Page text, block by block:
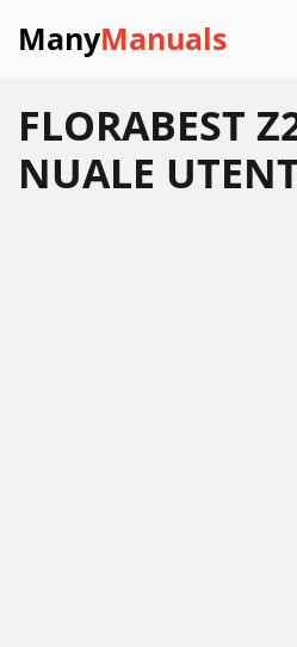
ManyManuals
FLORABEST
NUALE